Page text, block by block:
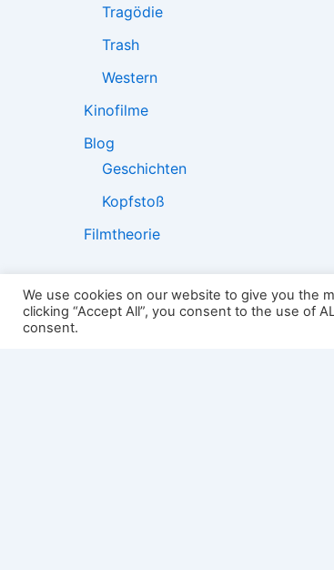
Tragödie
Trash
Western
Kinofilme
Blog
Geschichten
Kopfstoß
Filmtheorie
2501:
We use cookies on our website to give you the
clicking “Accept All”, you consent to the use of
consent.